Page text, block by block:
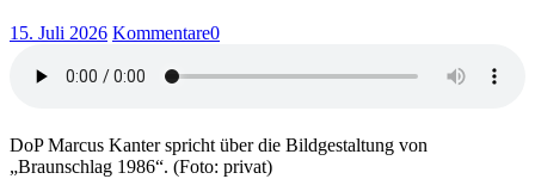
15. Juli 2026 Kommentare0
DoP Marcus Kanter spricht über die Bildgestaltung von
„Braunschlag 1986“. (Foto: privat)